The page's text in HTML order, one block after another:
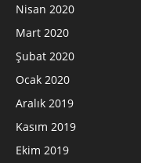
Nisan 2020
Mart 2020
Şubat 2020
Ocak 2020
Aralık 2019
Kasım 2019
Ekim 2019